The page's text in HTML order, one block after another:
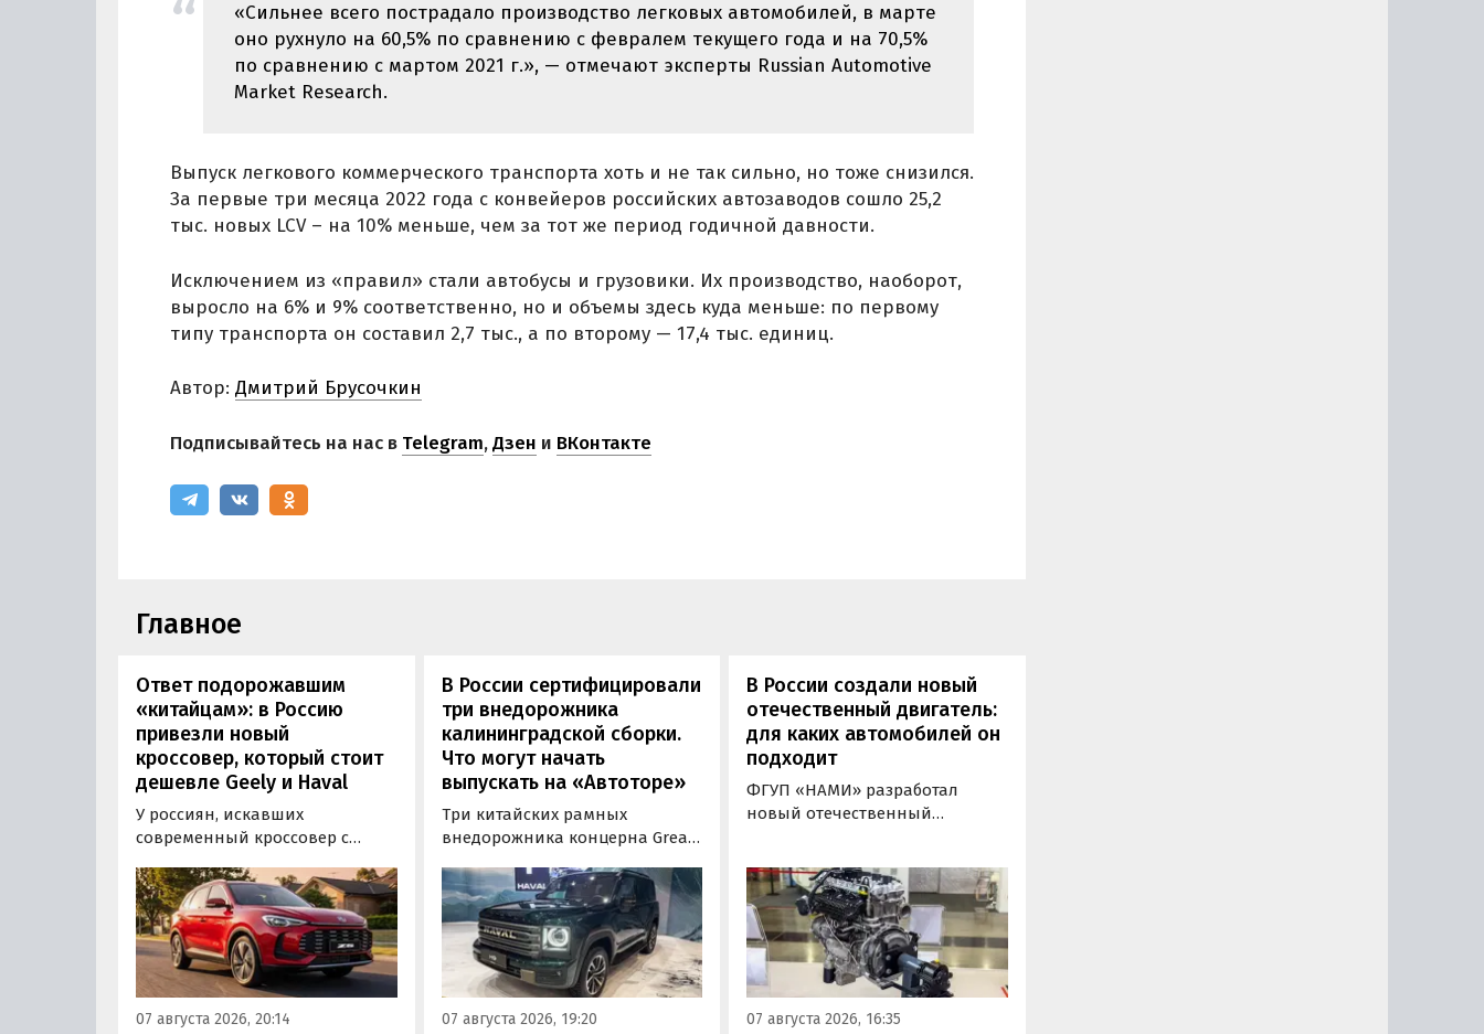
«Сильнее всего пострадало производство легковых автомобилей, в марте
оно рухнуло на 60,5% по сравнению с февралем текущего года и на 70,5%
по сравнению с мартом 2021 г.», — отмечают эксперты Russian Automotive
Market Research.
Выпуск легкового коммерческого транспорта хоть и не так сильно, но тоже снизился.
За первые три месяца 2022 года с конвейеров российских автозаводов сошло 25,2
тыс. новых LCV – на 10% меньше, чем за тот же период годичной давности.
Исключением из «правил» стали автобусы и грузовики. Их производство, наоборот,
выросло на 6% и 9% соответственно, но и объемы здесь куда меньше: по первому
типу транспорта он составил 2,7 тыс., а по второму — 17,4 тыс. единиц.
Автор: Дмитрий Брусочкин
Подписывайтесь на нас в Telegram,Дзен и ВКонтакте
Главное
Ответ подорожавшим
«китайцам»: в Россию
привезли новый
кроссовер, который стоит
дешевле Geely и Haval
У россиян, искавших
современный кроссовер с
доступной цене, теперь есть
еще один вариант с китайского
рынка — MG ZS. В Китае он
стоит от 900 000 рублей по
текущему курсу, а в РФ с учетом
всех расходов за него нужно
отдать минимум 1 500 000
07 августа 2026, 20:14
В России сертифицировали
три внедорожника
калининградской сборки.
Что могут начать
выпускать на «Автоторе»
Три китайских рамных
внедорожника концерна Great
калининградском заводе
«Автотор». Речь о Haval H9,
Tank 400 и Tank 500, которые
успешно прошли
сертификацию и получили
Одобрения типа
транспортного средства (ОТТС).
07 августа 2026, 19:20
В России создали новый
отечественный двигатель:
для каких автомобилей он
подходит
ФГУП «НАМИ» разработал
новый отечественный
получивший индекс 414320.
Корреспонденту
«Автоновостей дня» удалось
лично ознакомиться с
новинкой на выставке
«Иннопром» в Екатеринбурге.
07 августа 2026, 16:35